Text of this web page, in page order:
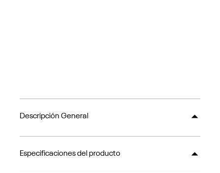
Descripción General
Especificaciones del producto